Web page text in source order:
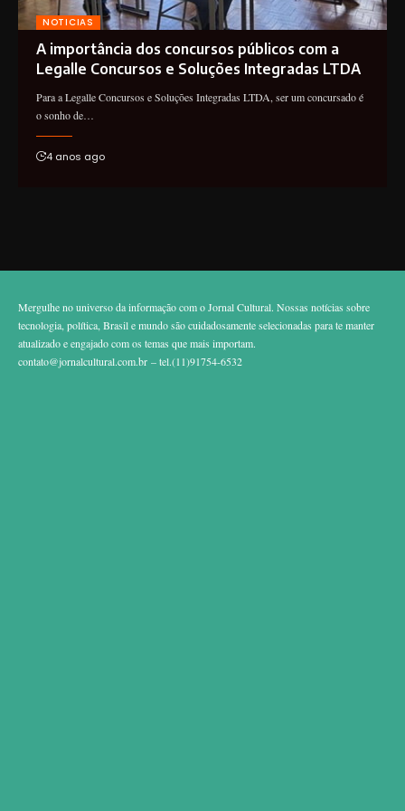
NOTICIAS
A importância dos concursos públicos com a
Legalle Concursos e Soluções Integradas LTDA
Para a Legalle Concursos e Soluções Integradas LTDA, ser um concursado é
o sonho de…
4 anos ago
Mergulhe no universo da informação com o Jornal Cultural. Nossas notícias sobre
tecnologia, política, Brasil e mundo são cuidadosamente selecionadas para te manter
atualizado e engajado com os temas que mais importam.
contato@jornalcultural.com.br – tel.(11)91754-6532